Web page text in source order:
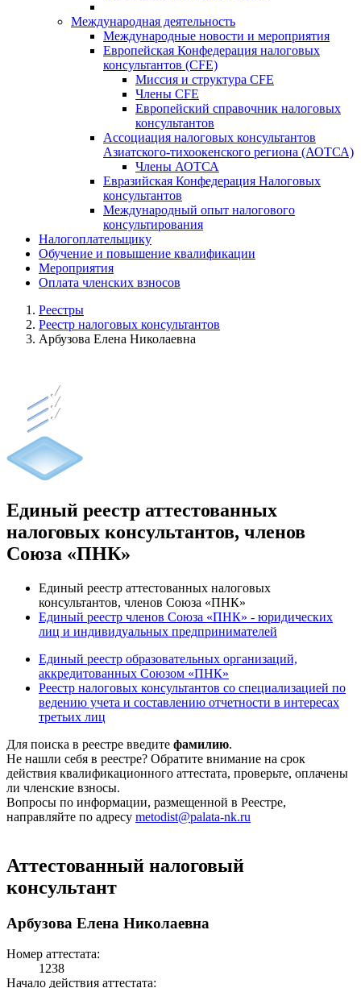
Международная деятельность
Международные новости и мероприятия
Европейская Конфедерация налоговых
консультантов (CFE)
Миссия и структура CFE
Члены CFE
Европейский справочник налоговых
консультантов
Ассоциация налоговых консультантов
Азиатского-тихоокенского региона (АОТСА)
Члены АОТСА
Евразийская Конфедерация Налоговых
консультантов
Международный опыт налогового
консультирования
Налогоплательщику
Обучение и повышение квалификации
Мероприятия
Оплата членских взносов
Реестры
Реестр налоговых консультантов
Арбузова Елена Николаевна
Единый реестр аттестованных
налоговых консультантов, членов
Союза «ПНК»
Единый реестр аттестованных налоговых
консультантов, членов Союза «ПНК»
Единый реестр членов Союза «ПНК» - юридических
лиц и индивидуальных предпринимателей
Единый реестр образовательных организаций,
аккредитованных Союзом «ПНК»
Реестр налоговых консультантов со специализацией по
ведению учета и составлению отчетности в интересах
третьих лиц
Для поиска в реестре введите фамилию.
Не нашли себя в реестре? Обратите внимание на срок
действия квалификационного аттестата, проверьте, оплачены
ли членские взносы.
Вопросы по информации, размещенной в Реестре,
направляйте по адресу metodist@palata-nk.ru
Аттестованный налоговый
консультант
Арбузова Елена Николаевна
Номер аттестата:
1238
Начало действия аттестата: